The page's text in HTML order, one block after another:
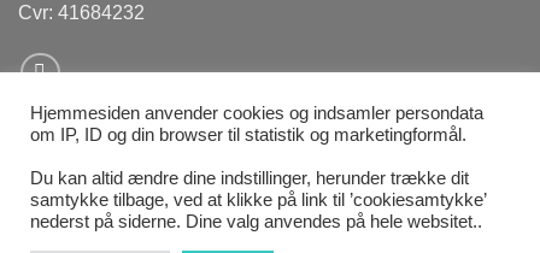
Cvr: 41684232
KONTAKT OS HVEM ER VI? VEJLEDNINGER
FAQ
GRATIS STOFPRØVER
BESTILLINGS VEJLEDNING
Hjemmesiden anvender cookies og indsamler persondata
om IP, ID og din browser til statistik og marketingformål.
Du kan altid ændre dine indstillinger, herunder trække dit
samtykke tilbage, ved at klikke på link til ’cookiesamtykke’
nederst på siderne. Dine valg anvendes på hele websitet..